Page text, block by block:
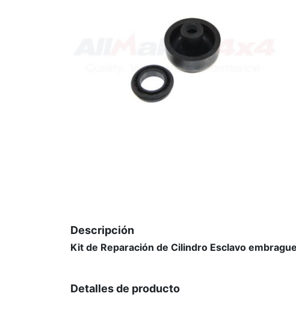
Descripción
Kit de Reparación de Cilindro Esclavo
Detalles de producto